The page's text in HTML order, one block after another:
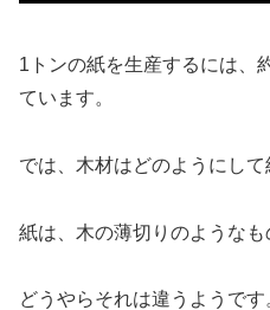
1トンの紙を生産するには、
ています。
では、木材はどのようにし
紙は、木の薄切りのようなも
どうやらそれは違うようで